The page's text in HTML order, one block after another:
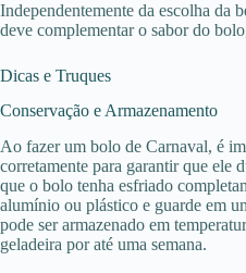
Independentemente da escolha da
deve complementar o sabor do
Dicas e Truques
Conservação e Armazenamento
Ao fazer um bolo de Carnaval, é
corretamente para garantir que ele
que o bolo tenha esfriado
alumínio ou plástico e guarde em
pode ser armazenado em
geladeira por até uma semana.